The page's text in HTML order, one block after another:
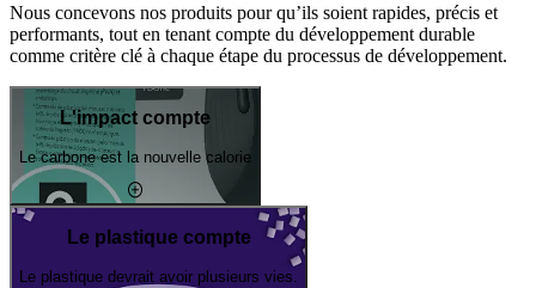
Nous concevons nos produits pour qu’ils soient rapides, précis et
performants, tout en tenant compte du développement durable
comme critère clé à chaque étape du processus de développement.
L'impact compte
Le carbone est la nouvelle calorie
Le plastique compte
Le plastique devrait avoir plusieurs vies.